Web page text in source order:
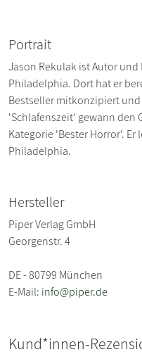
Portrait
Jason Rekulak ist Autor
Philadelphia. Dort hat er
Bestseller mitkonzipiert
'Schlafenszeit' gewann den
Kategorie 'Bester Horror'.
Philadelphia.
Hersteller
Piper Verlag GmbH
Georgenstr. 4
DE - 80799 München
E-Mail: info@piper.de
Kund*innen-